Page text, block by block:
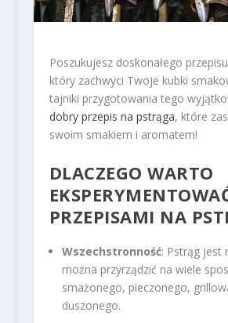
Poszukujesz doskonałego
który zachwyci Twoje kubki
tajniki przygotowania tego
dobry przepis na pstrąga, które
swoim smakiem i aromatem!
DLACZEGO WARTO
PRZEPISAMI NA
Wszechstronność: Pstrąg jest
można przyrządzić na wiele
smażonego, pieczonego,
duszonego.